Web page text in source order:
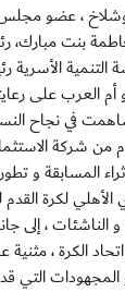
، عضو مجلس
بنت مبارك،
الأسرية
و أم العرب على
في نجاح
من شركة
المسابقة و
الأهلي لكرة
، إلى
الكرة ،
التي